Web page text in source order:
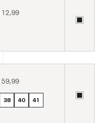
12,99
59,99
38 40
41